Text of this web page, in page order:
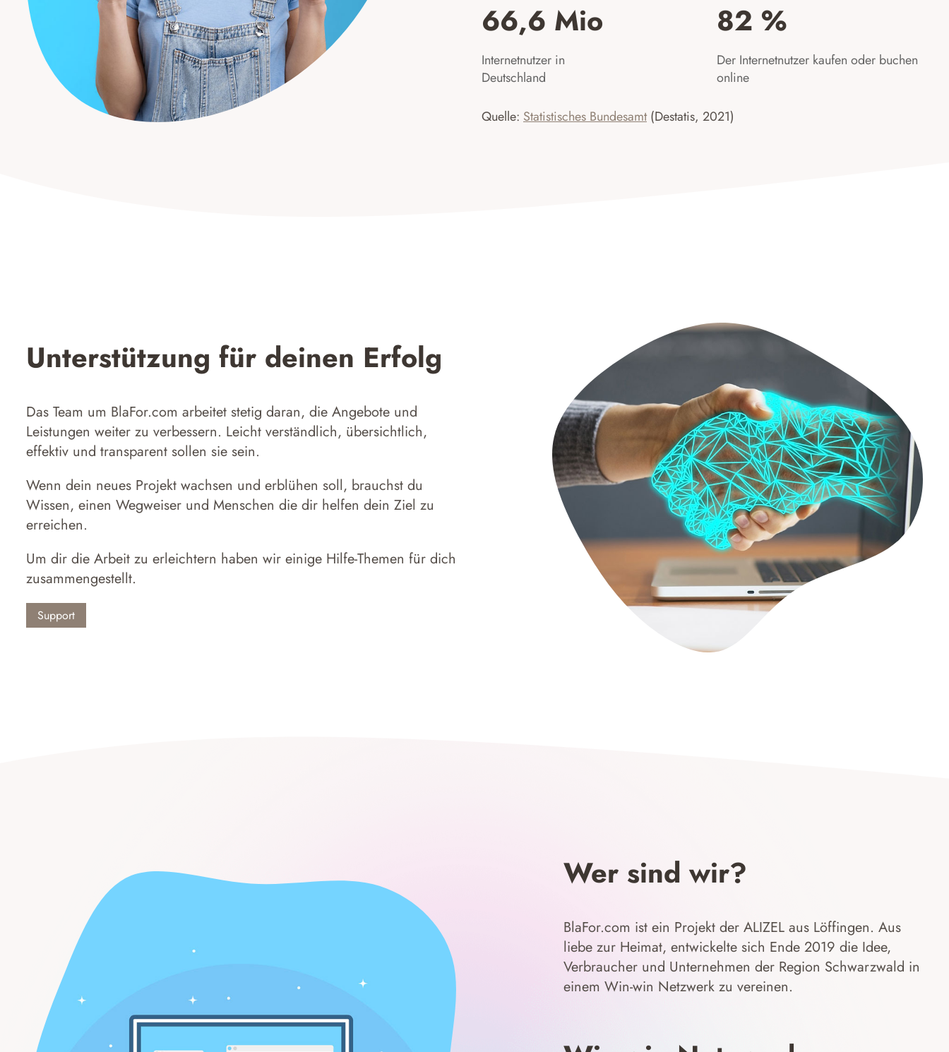
66,6 Mio​
Internetnutzer in
Deutschland​
82 %​
Der Internetnutzer kaufen oder buchen
online
Quelle: Statistisches Bundesamt(Destatis, 2021)
Unterstützung für deinen Erfolg
Das Team um BlaFor.com arbeitet stetig daran, die Angebote und
Leistungen weiter zu verbessern. Leicht verständlich, übersichtlich,
effektiv und transparent sollen sie sein.
Wenn dein neues Projekt wachsen und erblühen soll, brauchst du
Wissen, einen Wegweiser und Menschen die dir helfen dein Ziel zu
erreichen.
Um dir die Arbeit zu erleichtern haben wir einige Hilfe-Themen für dich
zusammengestellt.
Support
Wer sind wir?
BlaFor.com ist ein Projekt der ALIZEL aus Löffingen. Aus
liebe zur Heimat, entwickelte sich Ende 2019 die Idee,
Verbraucher und Unternehmen der Region Schwarzwald in
einem Win-win Netzwerk zu vereinen.